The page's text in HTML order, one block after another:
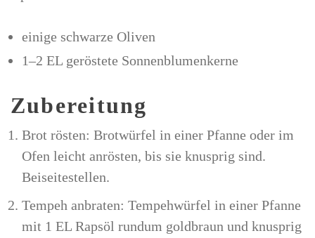
einige schwarze Oliven
1–2 EL geröstete Sonnenblumenkerne
Zubereitung
Brot rösten: Brotwürfel in einer Pfanne oder im
Ofen leicht anrösten, bis sie knusprig sind.
Beiseitestellen.
Tempeh anbraten: Tempehwürfel in einer Pfanne
mit 1 EL Rapsöl rundum goldbraun und knusprig